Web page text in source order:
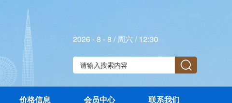
2026 - 8 - 8 / 周六 / 12:30
价格信息 会员中心 联系我们